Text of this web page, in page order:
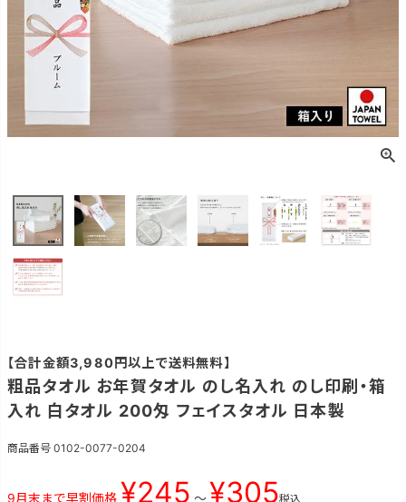
【合計金額3,980円以上で送料無料】
粗品タオル お年賀タオル のし名入れ のし印刷・箱
入れ 白タオル 200匁 フェイスタオル 日本製
商品番号 0102-0077-0204
9月末まで早割価格 ¥245 〜 ¥305税込